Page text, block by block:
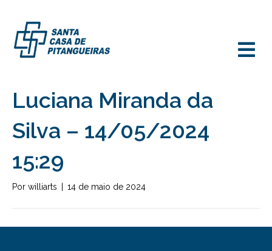
Luciana Miranda da
Silva – 14/05/2024
15:29
Por williarts 14 de maio de 2024